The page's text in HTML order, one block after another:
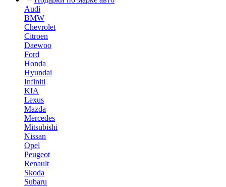
Audi
BMW
Chevrolet
Citroen
Daewoo
Ford
Honda
Hyundai
Infiniti
KIA
Lexus
Mazda
Mercedes
Mitsubishi
Nissan
Opel
Peugeot
Renault
Skoda
Subaru